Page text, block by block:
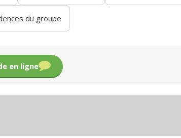
du groupe
en ligne